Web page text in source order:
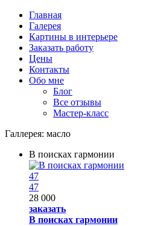
Перейти к основному содержанию
Главная
Галерея
Картины в интерьере
Заказать работу
Цены
Контакты
Обо мне
Блог
Все отзывы
Мастер-класс
Галлерея: масло
В поисках гармонии
47
47
28 000
заказать
В поисках гармонии